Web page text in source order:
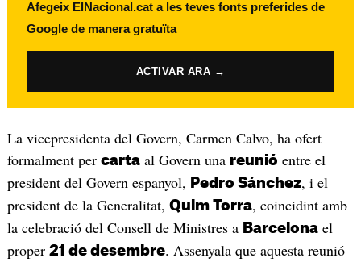
Afegeix ElNacional.cat a les teves fonts preferides de
Google de manera gratuïta
ACTIVAR ARA →
La vicepresidenta del Govern, Carmen Calvo, ha ofert
formalment per cartaal Govern una reunió entre el
president del Govern espanyol, Pedro Sánchez, i el
president de la Generalitat, Quim Torra, coincidint amb
la celebració del Consell de Ministres a Barcelonael
proper 21 de desembre. Assenyala que aquesta reunió